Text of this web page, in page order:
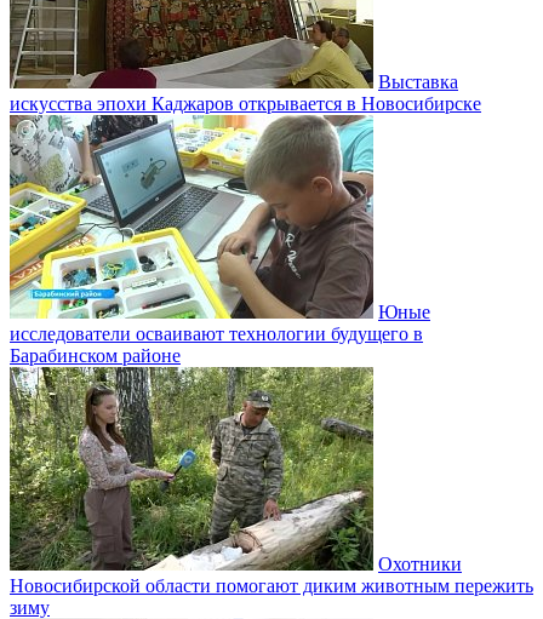
Выставка
искусства эпохи Каджаров открывается в Новосибирске
Юные
исследователи осваивают технологии будущего в
Барабинском районе
Охотники
Новосибирской области помогают диким животным пережить
зиму